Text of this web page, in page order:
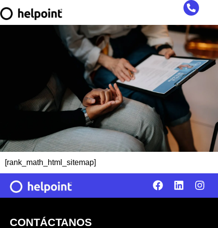
[rank_math_html_sitemap]
CONTÁCTANOS